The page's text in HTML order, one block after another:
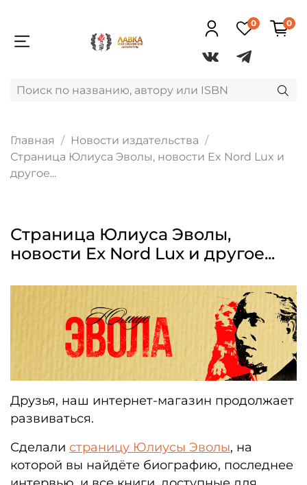
0 0
Главная
Новости издательства
Страница Юлиуса Эволы, новости Ex Nord Lux и
другое...
Страница Юлиуса Эволы,
новости Ex Nord Lux и другое...
Друзья, наш интернет-магазин продолжает
развиваться.
Сделали страницу Юлиусы Эволы, на
которой вы найдёте биографию, последнее